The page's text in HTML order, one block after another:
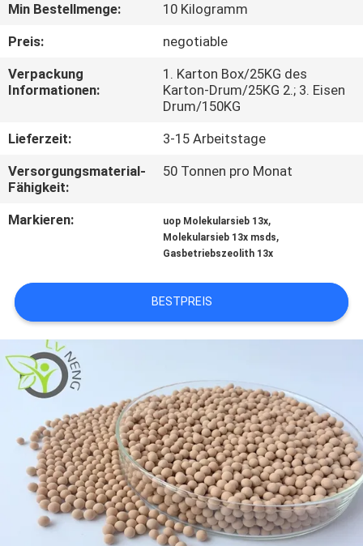
ÜBER
UNS
WERKSBESICHTIGUNG
QUALITÄTSKONTROLLE
KONTAKT
FÄLLE
ANGEBOT
ANFORDERN
SITEMAP
PRIVACY
POLICY
Min Bestellmenge:
10 Kilogramm
Preis:
negotiable
Verpackung
Informationen:
1. Karton Box/25KG des
Karton-Drum/25KG 2.; 3. Eisen
Drum/150KG
Lieferzeit:
3-15 Arbeitstage
Versorgungsmaterial-
Fähigkeit:
50 Tonnen pro Monat
Markieren: uop Molekularsieb 13x,
Molekularsieb 13x msds,
Gasbetriebszeolith 13x
BESTPREIS